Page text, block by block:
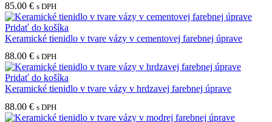
85.00 € s DPH
Pridať do košíka
Keramické tienidlo v tvare vázy v cementovej farebnej úprave
88.00 € s DPH
Pridať do košíka
Keramické tienidlo v tvare vázy v hrdzavej farebnej úprave
88.00 € s DPH